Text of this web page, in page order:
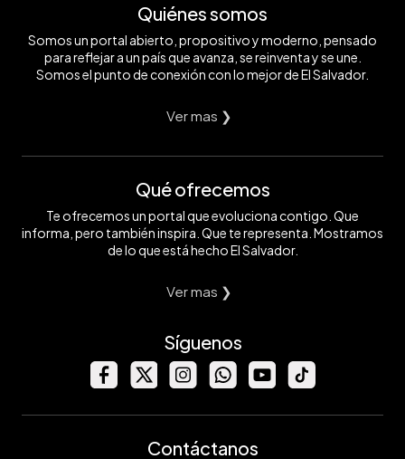
Quiénes somos
Somos un portal abierto, propositivo y moderno, pensado
para reflejar a un país que avanza, se reinventa y se une.
Somos el punto de conexión con lo mejor de El Salvador.
Ver mas ❯
Qué ofrecemos
Te ofrecemos un portal que evoluciona contigo. Que
informa, pero también inspira. Que te representa. Mostramos
de lo que está hecho El Salvador.
Ver mas ❯
Síguenos
Contáctanos